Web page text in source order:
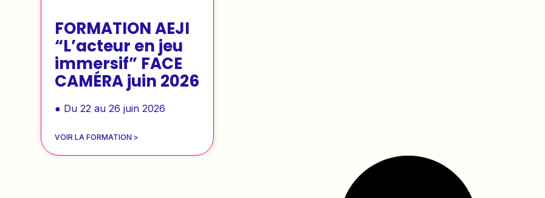
FORMATION AEJI
“L’acteur en jeu
immersif” FACE
CAMÉRA juin 2026
● Du 22 au 26 juin 2026
VOIR LA FORMATION >